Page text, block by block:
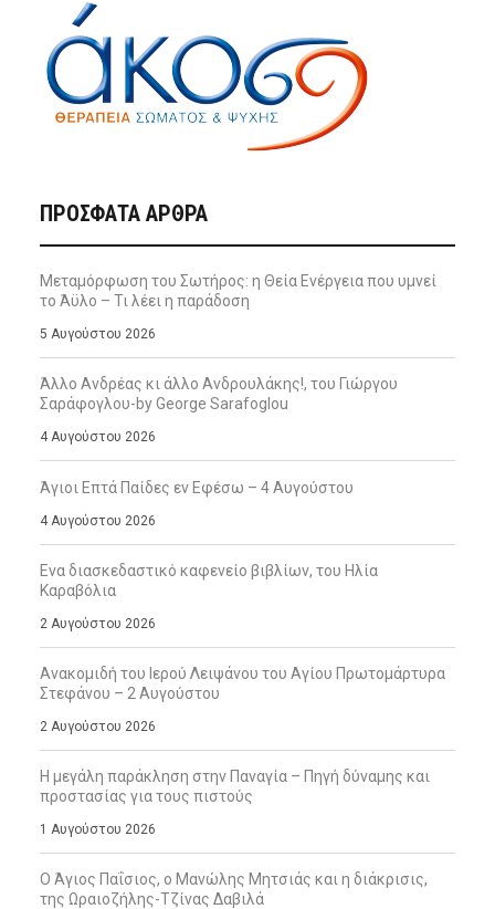
ΠΡΌΣΦΑΤΑ ΆΡΘΡΑ
Μεταμόρφωση του Σωτήρος: η Θεία Ενέργεια που υμνεί
το Άϋλο – Τι λέει η παράδοση
5 Αυγούστου 2026
Άλλο Ανδρέας κι άλλο Ανδρουλάκης!, του Γιώργου
Σαράφογλου-by George Sarafoglou
4 Αυγούστου 2026
Άγιοι Επτά Παίδες εν Εφέσω – 4 Αυγούστου
4 Αυγούστου 2026
Ενα διασκεδαστικό καφενείο βιβλίων, του Ηλία
Καραβόλια
2 Αυγούστου 2026
Ανακομιδή του Ιερού Λειψάνου του Αγίου Πρωτομάρτυρα
Στεφάνου – 2 Αυγούστου
2 Αυγούστου 2026
Η μεγάλη παράκληση στην Παναγία – Πηγή δύναμης και
προστασίας για τους πιστούς
1 Αυγούστου 2026
Ο Άγιος Παΐσιος, ο Μανώλης Μητσιάς και η διάκρισις,
της Ωραιοζήλης-Τζίνας Δαβιλά